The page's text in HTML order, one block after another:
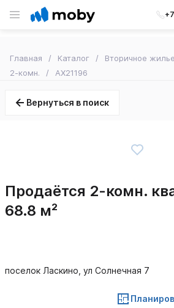
Главная Каталог Вторичное жилье
2-комн.
AX21196
Вернуться в поиск
Продаётся 2-комн.
68.8 м²
поселок Ласкино, ул Солнечная 7